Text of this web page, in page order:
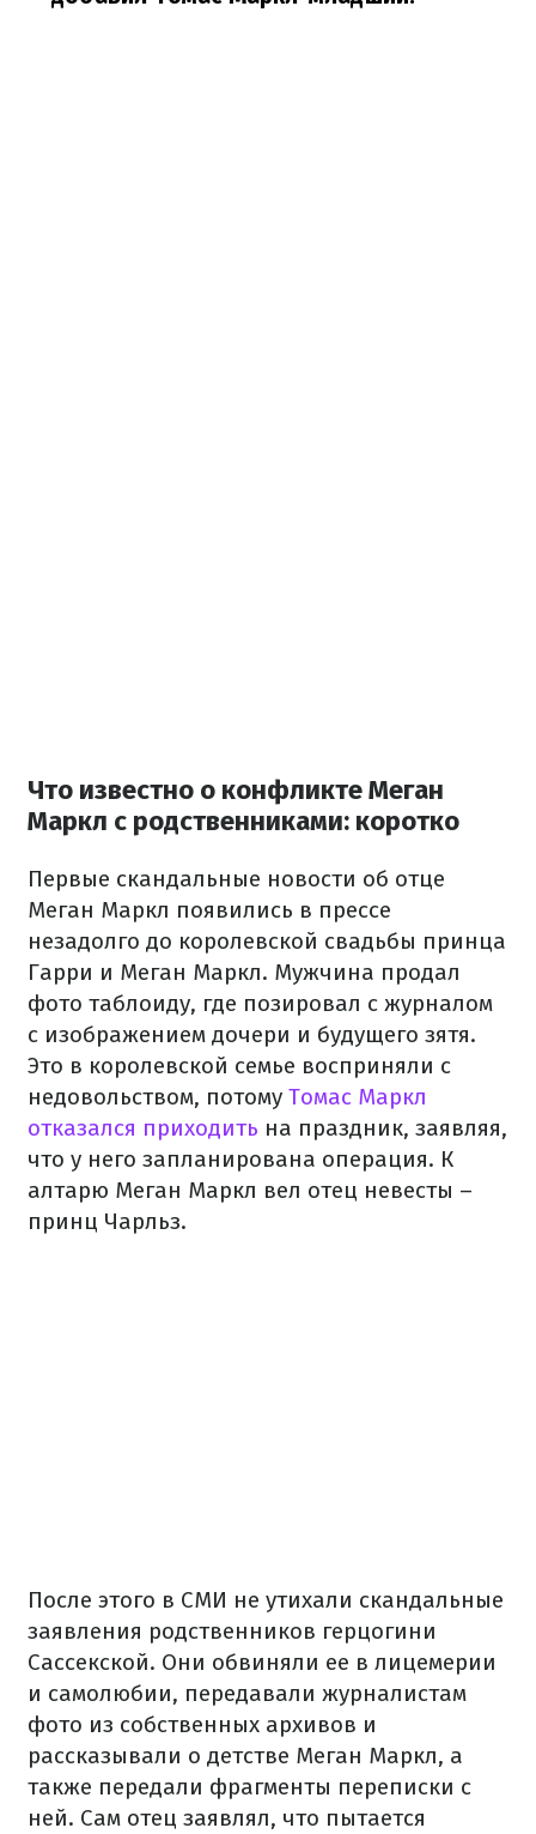
Что известно о конфликте Меган
Маркл с родственниками: коротко
Первые скандальные новости об отце
Меган Маркл появились в прессе
незадолго до королевской свадьбы принца
Гарри и Меган Маркл. Мужчина продал
фото таблоиду, где позировал с журналом
с изображением дочери и будущего зятя.
Это в королевской семье восприняли с
недовольством, потому Томас Маркл
отказался приходить на праздник, заявляя,
что у него запланирована операция. К
алтарю Меган Маркл вел отец невесты –
принц Чарльз.
После этого в СМИ не утихали скандальные
заявления родственников герцогини
Сассекской. Они обвиняли ее в лицемерии
и самолюбии, передавали журналистам
фото из собственных архивов и
рассказывали о детстве Меган Маркл, а
также передали фрагменты переписки с
ней. Сам отец заявлял, что пытается